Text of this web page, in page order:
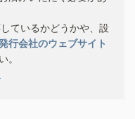
ているかどうかや、設
行会社のウェブサイト
。